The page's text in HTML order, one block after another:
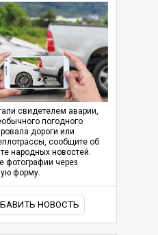
свидетелем аварии,
погодного
дороги или
сообщите об
народных новостей.
фотографии через
форму.
НОВОСТЬ